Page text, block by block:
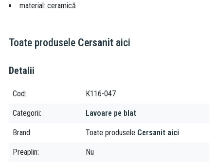
material: ceramică
Toate produsele Cersanit aici
Detalii
Cod K116-047
Categorii Lavoare pe blat
Brand Toate produsele Cersanit aici
Preaplin Nu